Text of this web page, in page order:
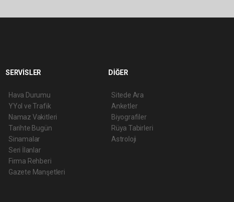
SERVİSLER
Hava Durumu
YYol ve Trafik
Namaz Vakitleri
Tarihte Bugün
Sinamalar
Seri İlanlar
Firma Rehberi
Gazete Manşetleri
DİĞER
Sitede Ara
Anketler
Biyografiler
Rüya Tabirleri
Astroloji